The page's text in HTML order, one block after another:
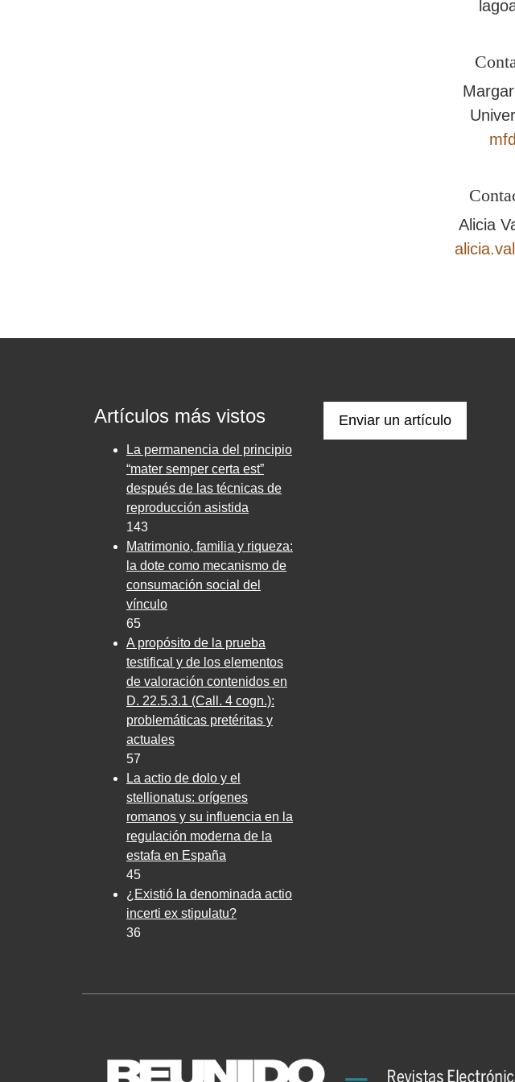
Alicia
Artículos más vistos
La permanencia del principio
“mater semper certa est”
después de las técnicas de
reproducción asistida
143
Matrimonio, familia y riqueza:
la dote como mecanismo de
consumación social del
vínculo
65
A propósito de la prueba
testifical y de los elementos
de valoración contenidos en
D. 22.5.3.1 (Call. 4 cogn.):
problemáticas pretéritas y
actuales
57
La actio de dolo y el
stellionatus: orígenes
romanos y su influencia en la
regulación moderna de la
estafa en España
45
¿Existió la denominada actio
incerti ex stipulatu?
36
Enviar un artículo